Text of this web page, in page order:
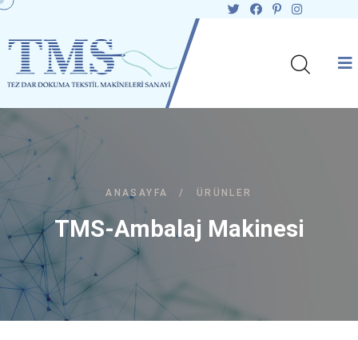
ANASAYFA / ÜRÜNLER
TMS-Ambalaj Makinesi